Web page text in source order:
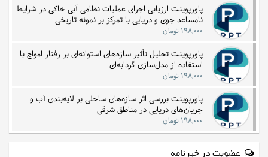
پاورپوینت ارزیابی اجرای عملیات نظامی آبی خاکی در شرایط
نامساعد جوی و دریایی با تمرکز بر نمونه تاریخی
۱۹۸,۰۰۰ تومان
پاورپوینت تحلیل تأثیر سازه‌های استوانه‌ای بر رفتار امواج با
استفاده از مدل‌سازی گردابه‌ای
۱۹۸,۰۰۰ تومان
پاورپوینت بررسی اثر سازه‌های ساحلی بر لایه‌بندی آب و
جریان‌های دریایی در مناطق شرقی
۱۹۸,۰۰۰ تومان
عضویت در خبرنامه